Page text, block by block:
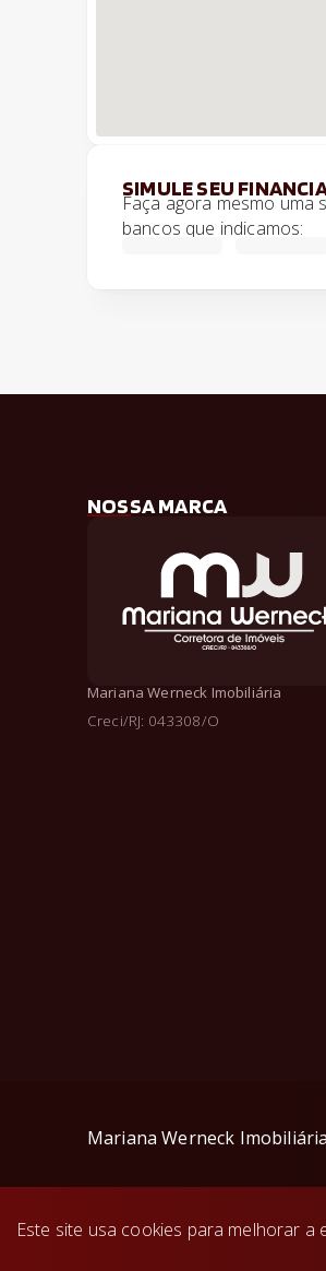
SIMULE SEU
Faça agora mesmo uma
bancos que indicamos:
NOSSA MARCA
Mariana Werneck Imobiliária
Creci/RJ: 043308/O
Mariana Werneck Imobiliária
Este site usa cookies para melhorar a